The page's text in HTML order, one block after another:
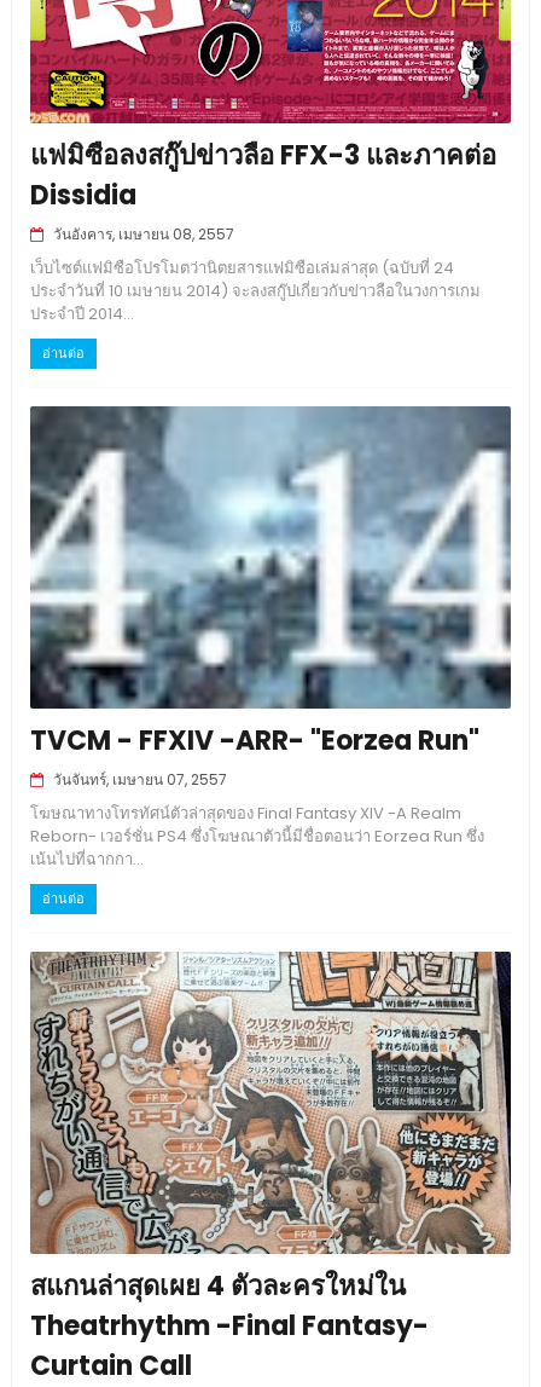
แฟมิซือลงสกู๊ปข่าวลือ FFX-3 และภาคต่อ
Dissidia
วันอังคาร, เมษายน 08, 2557
เว็บไซต์แฟมิซือโปรโมตว่านิตยสารแฟมิซือเล่มล่าสุด (ฉบับที่ 24
ประจำวันที่ 10 เมษายน 2014) จะลงสกู๊ปเกี่ยวกับข่าวลือในวงการเกม
ประจำปี 2014...
อ่านต่อ
TVCM - FFXIV -ARR- "Eorzea Run"
วันจันทร์, เมษายน 07, 2557
โฆษณาทางโทรทัศน์ตัวล่าสุดของ Final Fantasy XIV -A Realm
Reborn- เวอร์ชั่น PS4 ซึ่งโฆษณาตัวนี้มีชื่อตอนว่า Eorzea Run ซึ่ง
เน้นไปที่ฉากกา...
อ่านต่อ
สแกนล่าสุดเผย 4 ตัวละครใหม่ใน
Theatrhythm -Final Fantasy-
Curtain Call